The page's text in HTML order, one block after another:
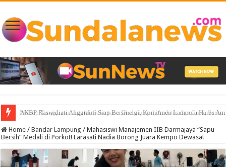
AKBP Raswidiati Anggraini Siap Bersinergi, Komitmen Lampura Harus
Home / Bandar Lampung / Mahasiswi Manajemen IIB Darmajaya “Sapu
Bersih” Medali di Porkot! Larasati Nadia Borong Juara Kempo Dewasa!